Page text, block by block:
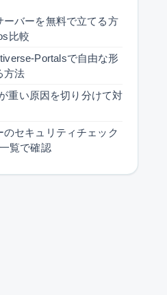
ーバーを無料で立てる方
比較
Portalsで自由な形
方法
重い原因を切り分けて対
のセキュリティチェック
覧で確認